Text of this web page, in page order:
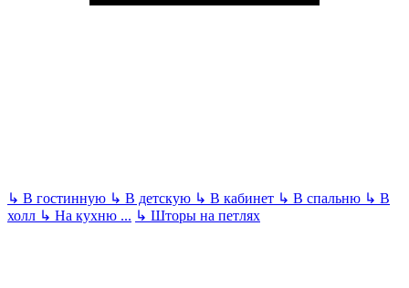
↳ В гостинную ↳ В детскую ↳ В кабинет ↳ В спальню ↳ В
холл ↳ На кухню ... ↳ Шторы на петлях